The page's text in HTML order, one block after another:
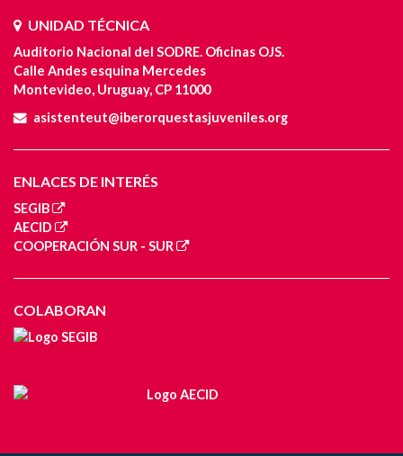
UNIDAD TÉCNICA
Auditorio Nacional del SODRE. Oficinas OJS.
Calle Andes esquina Mercedes
Montevideo, Uruguay, CP 11000
asistenteut@iberorquestasjuveniles.org
ENLACES DE INTERÉS
SEGIB
AECID
COOPERACIÓN SUR - SUR
COLABORAN